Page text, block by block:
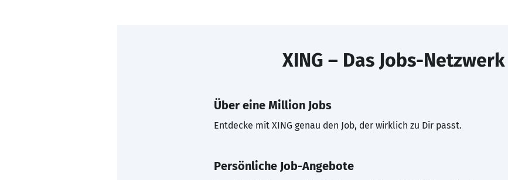
XING – Das Jobs-Netzwerk
Über eine Million Jobs
Entdecke mit XING genau den Job, der wirklich zu Dir passt.
Persönliche Job-Angebote